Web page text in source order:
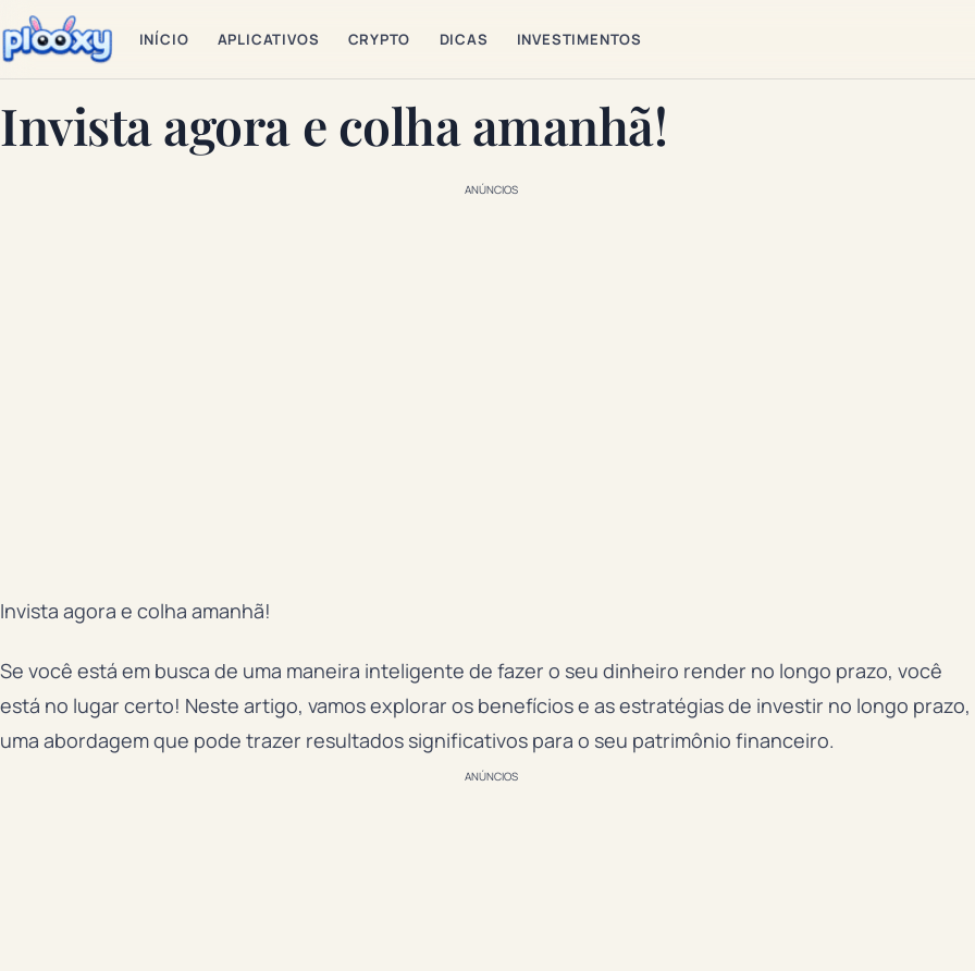
INÍCIO APLICATIVOS CRYPTO DICAS INVESTIMENTOS
Invista agora e colha amanhã!
ANÚNCIOS
Invista agora e colha amanhã!
Se você está em busca de uma maneira inteligente de fazer o seu dinheiro render no longo prazo, você
está no lugar certo! Neste artigo, vamos explorar os benefícios e as estratégias de investir no longo prazo,
uma abordagem que pode trazer resultados significativos para o seu patrimônio financeiro.
ANÚNCIOS